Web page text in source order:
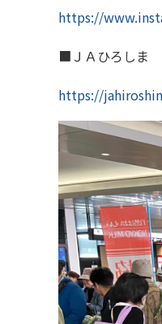
https://
■ＪＡひろしま
https://